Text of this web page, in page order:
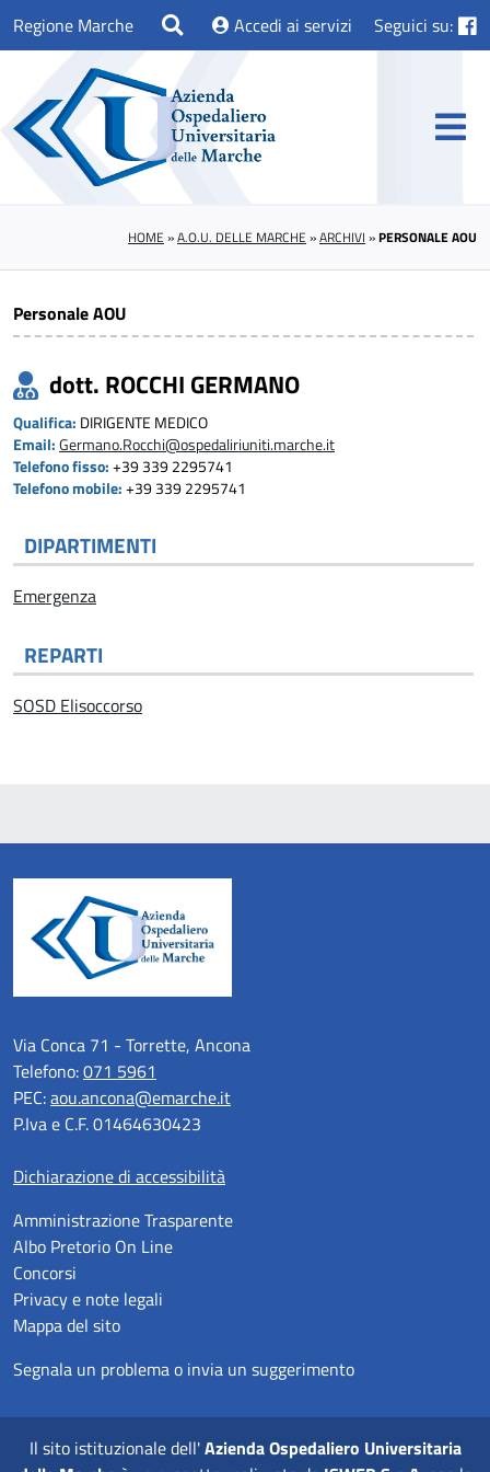
Regione Marche Accedi ai servizi Seguici su:
HOME »A.O.U. DELLE MARCHE »ARCHIVI »PERSONALE AOU
Personale AOU
dott. ROCCHI GERMANO
Qualifica: DIRIGENTE MEDICO
Email: Germano.Rocchi@ospedaliriuniti.marche.it
Telefono fisso: +39 339 2295741
Telefono mobile: +39 339 2295741
DIPARTIMENTI
Emergenza
REPARTI
SOSD Elisoccorso
Via Conca 71 - Torrette, Ancona
Telefono:071 5961
PEC:aou.ancona@emarche.it
P.Iva e C.F. 01464630423
Dichiarazione di accessibilità
Amministrazione Trasparente
Albo Pretorio On Line
Concorsi
Privacy e note legali
Mappa del sito
Segnala un problema o invia un suggerimento
Il sito istituzionale dell'Azienda Ospedaliero Universitaria